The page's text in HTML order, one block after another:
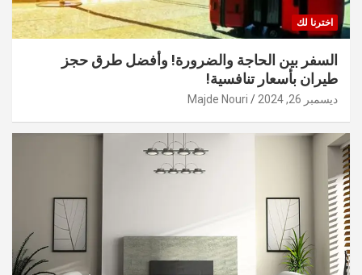
اخترنا لك
السفر بين الحاجة والضرورة! وأفضل طرق حجز
طيران بأسعار تنافسية!
ديسمبر 26, 2024 Majde Nouri